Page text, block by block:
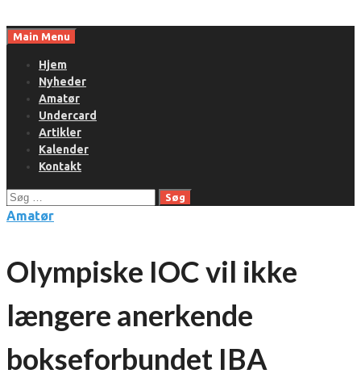
toMain Menu
Hjem
Nyheder
Amatør
Undercard
Artikler
Kalender
Kontakt
Søg
efter:
Amatør
Olympiske IOC vil ikke
længere anerkende
bokseforbundet IBA